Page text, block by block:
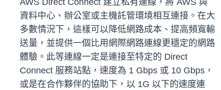
AWS Direct Connect 建立私有連線，將 AWS 與
資料中心、辦公室或主機託管環境相互連接。在大
多數情況下，這樣可以降低網路成本、提高頻寬輸
送量，並提供一個比用網際網路連線更穩定的網路
體驗。此等連線一定是連接至特定的 Direct
Connect 服務站點，速度為 1 Gbps 或 10 Gbps，
或是在合作夥伴的協助下，以 1G 以下的速度連